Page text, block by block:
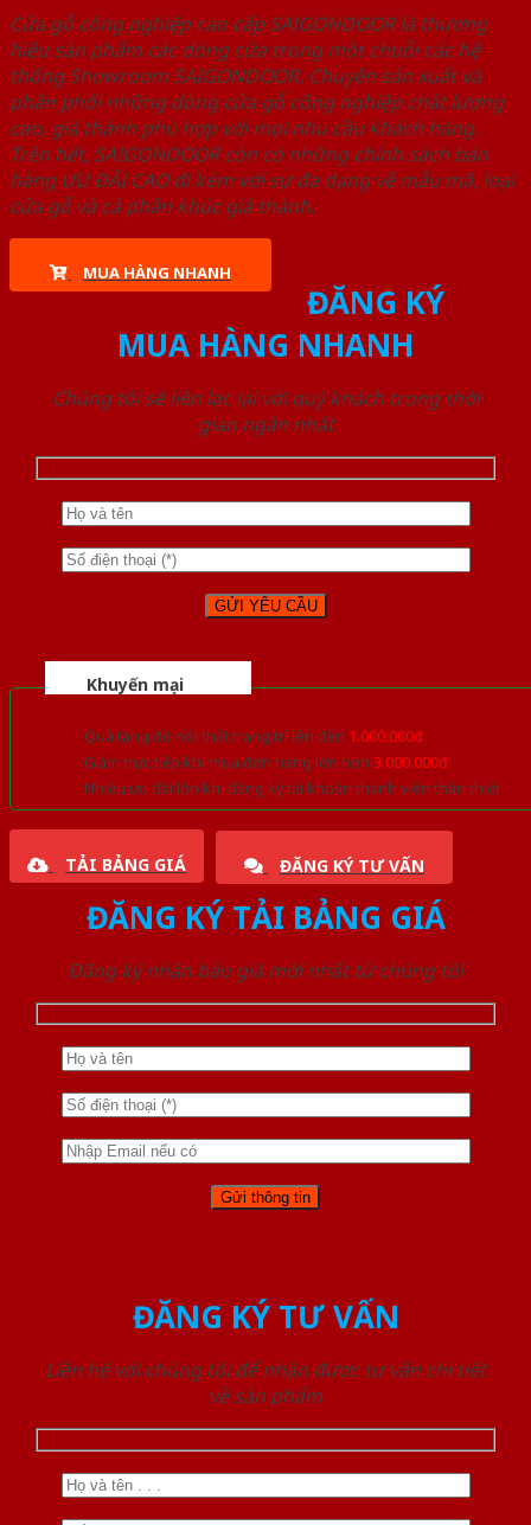
Cửa gỗ công nghiệp cao cấp SAIGONDOOR là thương
hiệu sản phẩm các dòng cửa trong một chuỗi các hệ
thống Showroom SAIGONDOOR. Chuyên sản xuất và
phân phối những dòng cửa gỗ công nghiệp chất lượng
cao, giá thành phù hợp với mọi nhu cầu khách hàng.
Trên hết, SAIGONDOOR còn có những chính sách bán
hàng ƯU ĐÃI CAO đi kèm với sự đa dạng về mẫu mã, loại
cửa gỗ và cả phân khúc giá thành.
MUA HÀNG NHANH
ĐĂNG KÝ
MUA HÀNG NHANH
Chúng tôi sẽ liên lạc lại với quý khách trong thời
gian ngắn nhất
Khuyến mại
Quà tặng đồ nội thất trang trí lên đến 1.000.000đ
Giảm trực tiếp khi mua đơn hàng lớn hơn 3.000.000đ
Nhiều ưu đãi lớn khi đăng ký tài khoản thành viên thân thiết
TẢI BẢNG GIÁ ĐĂNG KÝ TƯ VẤN
ĐĂNG KÝ TẢI BẢNG GIÁ
Đăng ký nhận báo giá mới nhất từ chúng tôi
ĐĂNG KÝ TƯ VẤN
Liên hệ với chúng tôi để nhận được tư vấn chi tiết
về sản phẩm